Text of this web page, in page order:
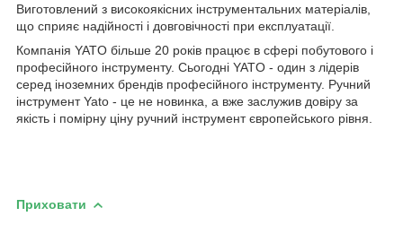
Виготовлений з високоякісних інструментальних матеріалів,
що сприяє надійності і довговічності при експлуатації.
Компанія YATO більше 20 років працює в сфері побутового і
професійного інструменту. Сьогодні YATO - один з лідерів
серед іноземних брендів професійного інструменту. Ручний
інструмент Yato - це не новинка, а вже заслужив довіру за
якість і помірну ціну ручний інструмент європейського рівня.
Приховати